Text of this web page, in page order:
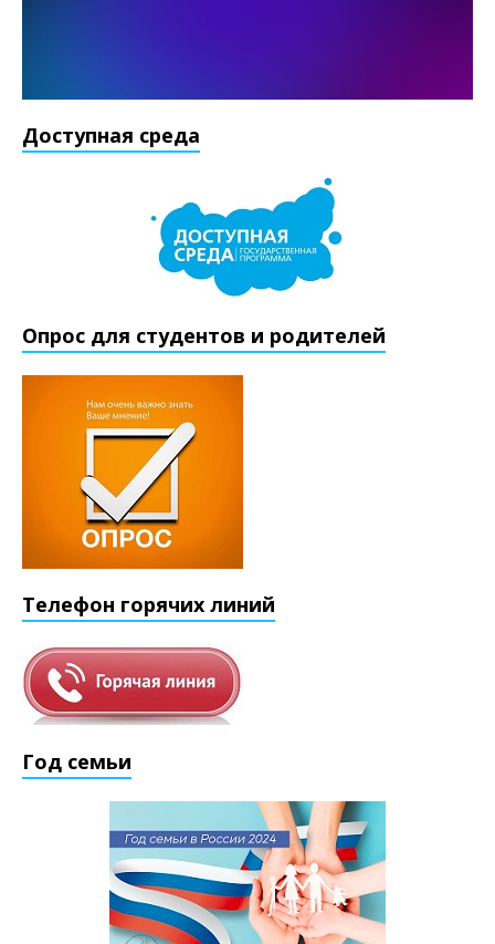
Доступная среда
Опрос для студентов и родителей
Телефон горячих линий
Год семьи